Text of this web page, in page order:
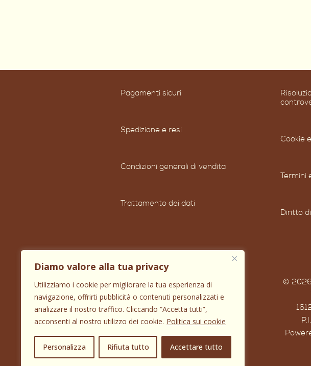
Diamo valore alla tua privacy
Utilizziamo i cookie per migliorare la tua esperienza di
navigazione, offrirti pubblicità o contenuti personalizzati e
analizzare il nostro traffico. Cliccando “Accetta tutti”,
acconsenti al nostro utilizzo dei cookie. Politica sui cookie
Personalizza Rifiuta tutto Accettare tutto
Pagamenti sicuri
Spedizione e resi
Condizioni generali di vendita
Trattamento dei dati
Cookie
Termini
Diritto
© 2026